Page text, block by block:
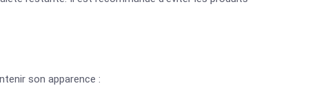
son apparence :